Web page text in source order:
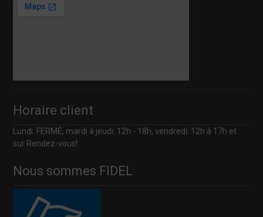
Horaire client
Lundi: FERMÉ, mardi à jeudi: 12h - 18h, vendredi: 12h à 17h et
sur Rendez-vous!
Nous sommes FIDEL